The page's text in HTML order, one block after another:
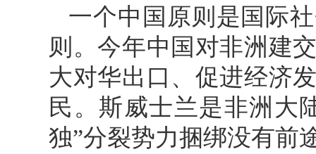
一个中国原则是国际
则。今年中国对非洲建
大对华出口、促进经济
民。斯威士兰是非洲大
独”分裂势力捆绑没有前